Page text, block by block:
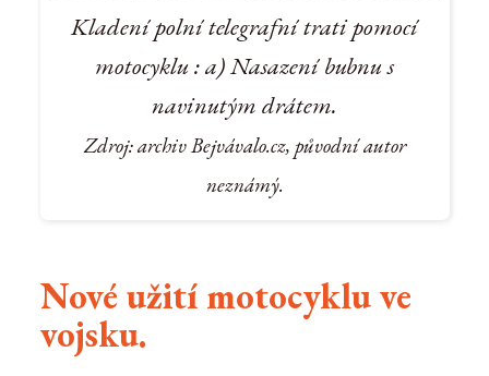
Kladení polní telegrafní trati pomocí
motocyklu : a) Nasazení bubnu s
navinutým drátem.
Zdroj: archiv Bejvávalo.cz, původní autor
neznámý.
Nové užití motocyklu ve
vojsku.